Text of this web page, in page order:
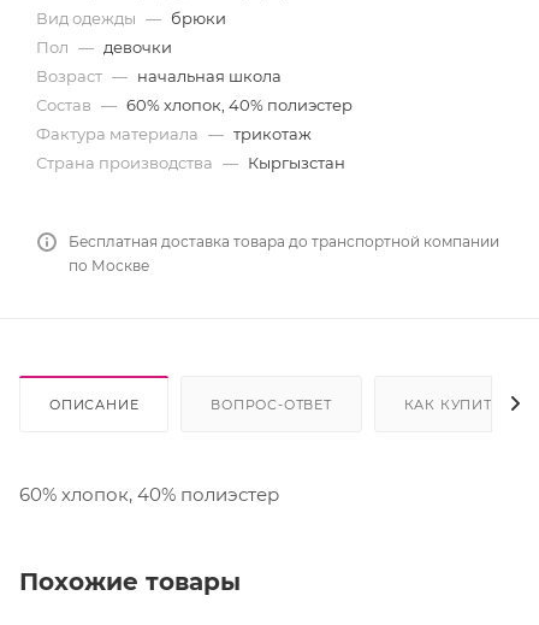
Вид одежды — брюки
Пол — девочки
Возраст — начальная школа
Состав — 60% хлопок, 40% полиэстер
Фактура материала — трикотаж
Страна производства — Кыргызстан
Бесплатная доставка товара до транспортной компании
по Москве
ОПИСАНИЕ ВОПРОС-ОТВЕТ КАК КУПИТЬ
60% хлопок, 40% полиэстер
Похожие товары